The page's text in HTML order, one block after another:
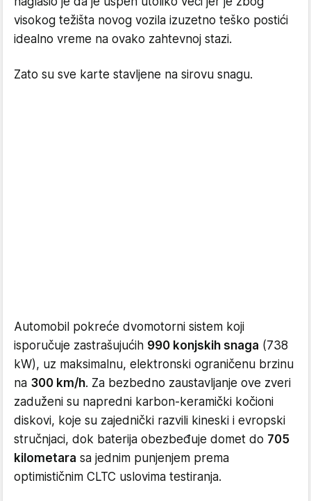
visokog težišta novog vozila izuzetno teško postići
idealno vreme na ovako zahtevnoj stazi.
Zato su sve karte stavljene na sirovu snagu.
Automobil pokreće dvomotorni sistem koji
isporučuje zastrašujućih 990 konjskih snaga (738
kW), uz maksimalnu, elektronski ograničenu brzinu
na 300 km/h. Za bezbedno zaustavljanje ove zveri
zaduženi su napredni karbon-keramički kočioni
diskovi, koje su zajednički razvili kineski i evropski
stručnjaci, dok baterija obezbeđuje domet do 705
kilometara sa jednim punjenjem prema
optimističnim CLTC uslovima testiranja.